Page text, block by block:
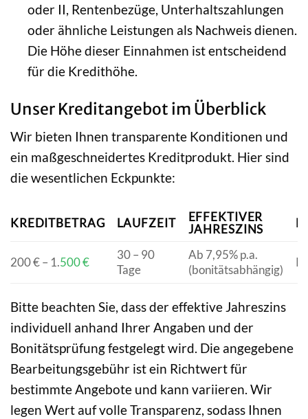
oder II, Rentenbezüge, Unterhaltszahlungen
oder ähnliche Leistungen als Nachweis dienen.
Die Höhe dieser Einnahmen ist entscheidend
für die Kredithöhe.
Unser Kreditangebot im Überblick
Wir bieten Ihnen transparente Konditionen und
ein maßgeschneidertes Kreditprodukt. Hier sind
die wesentlichen Eckpunkte:
KREDITBETRAG LAUFZEIT
EFFEKTIVER
JAHRESZINS
200 € – 1.500 €
30 – 90
Tage
Ab 7,95% p.a.
(bonitätsabhängig)
Bitte beachten Sie, dass der effektive Jahreszins
individuell anhand Ihrer Angaben und der
Bonitätsprüfung festgelegt wird. Die angegebene
Bearbeitungsgebühr ist ein Richtwert für
bestimmte Angebote und kann variieren. Wir
legen Wert auf volle Transparenz, sodass Ihnen